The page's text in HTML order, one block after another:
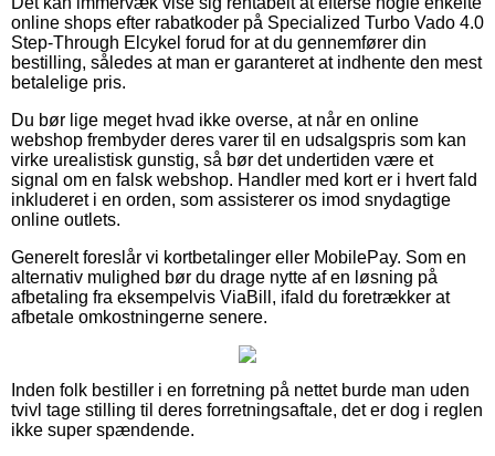
online shops efter rabatkoder på Specialized Turbo Vado 4.0
Step-Through Elcykel forud for at du gennemfører din
bestilling, således at man er garanteret at indhente den mest
betalelige pris.
Du bør lige meget hvad ikke overse, at når en online
webshop frembyder deres varer til en udsalgspris som kan
virke urealistisk gunstig, så bør det undertiden være et
signal om en falsk webshop. Handler med kort er i hvert fald
inkluderet i en orden, som assisterer os imod snydagtige
online outlets.
Generelt foreslår vi kortbetalinger eller MobilePay. Som en
alternativ mulighed bør du drage nytte af en løsning på
afbetaling fra eksempelvis ViaBill, ifald du foretrækker at
afbetale omkostningerne senere.
Inden folk bestiller i en forretning på nettet burde man uden
tvivl tage stilling til deres forretningsaftale, det er dog i reglen
ikke super spændende.